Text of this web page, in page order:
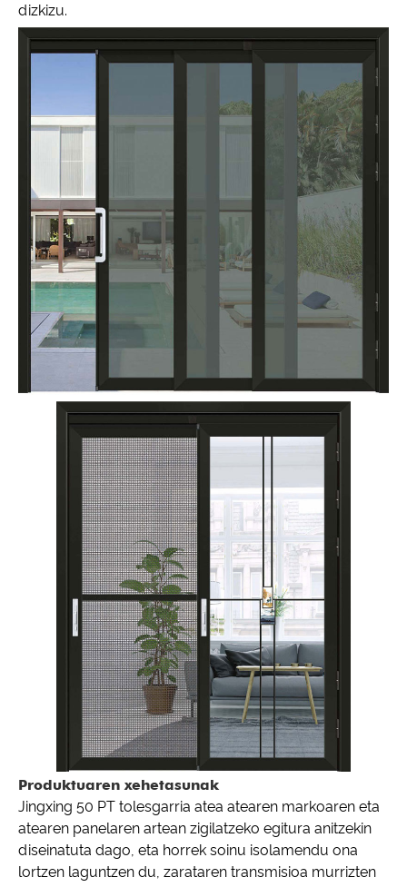
dizkizu.
Produktuaren xehetasunak
Jingxing 50 PT tolesgarria atea atearen markoaren eta
atearen panelaren artean zigilatzeko egitura anitzekin
diseinatuta dago, eta horrek soinu isolamendu ona
lortzen laguntzen du, zarataren transmisioa murrizten